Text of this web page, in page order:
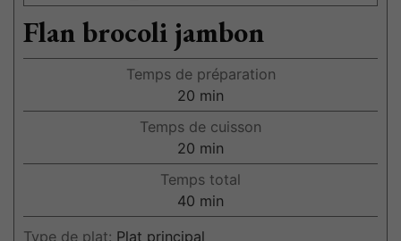
Flan brocoli jambon
Temps de préparation
20 min
Temps de cuisson
20 min
Temps total
40 min
Type de plat: Plat principal